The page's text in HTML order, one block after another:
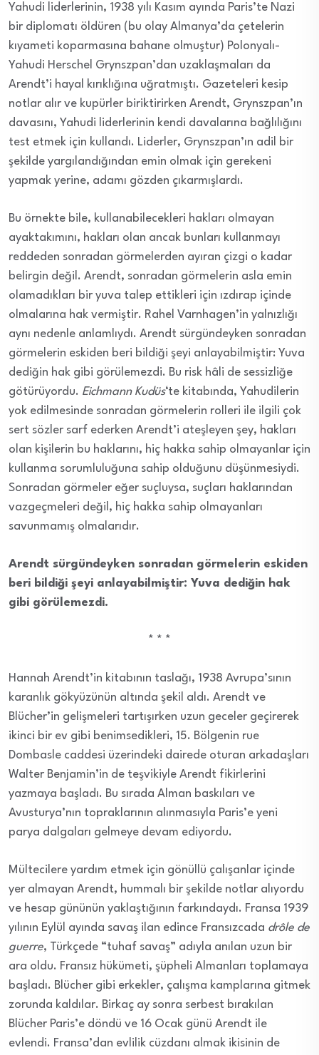
Yahudi liderlerinin, 1938 yılı Kasım ayında Paris’te Nazi
bir diplomatı öldüren (bu olay Almanya’da çetelerin
kıyameti koparmasına bahane olmuştur) Polonyalı-
Yahudi Herschel Grynszpan’dan uzaklaşmaları da
Arendt’i hayal kırıklığına uğratmıştı. Gazeteleri kesip
notlar alır ve kupürler biriktirirken Arendt, Grynszpan’ın
davasını, Yahudi liderlerinin kendi davalarına bağlılığını
test etmek için kullandı. Liderler, Grynszpan’ın adil bir
şekilde yargılandığından emin olmak için gerekeni
yapmak yerine, adamı gözden çıkarmışlardı.
Bu örnekte bile, kullanabilecekleri hakları olmayan
ayaktakımını, hakları olan ancak bunları kullanmayı
reddeden sonradan görmelerden ayıran çizgi o kadar
belirgin değil. Arendt, sonradan görmelerin asla emin
olamadıkları bir yuva talep ettikleri için ızdırap içinde
olmalarına hak vermiştir. Rahel Varnhagen’in yalnızlığı
aynı nedenle anlamlıydı. Arendt sürgündeyken sonradan
görmelerin eskiden beri bildiği şeyi anlayabilmiştir: Yuva
dediğin hak gibi görülemezdi. Bu risk hâli de sessizliğe
götürüyordu. Eichmann Kudüs‘te kitabında, Yahudilerin
yok edilmesinde sonradan görmelerin rolleri ile ilgili çok
sert sözler sarf ederken Arendt’i ateşleyen şey, hakları
olan kişilerin bu haklarını, hiç hakka sahip olmayanlar için
kullanma sorumluluğuna sahip olduğunu düşünmesiydi.
Sonradan görmeler eğer suçluysa, suçları haklarından
vazgeçmeleri değil, hiç hakka sahip olmayanları
savunmamış olmalarıdır.
Arendt sürgündeyken sonradan görmelerin eskiden
beri bildiği şeyi anlayabilmiştir: Yuva dediğin hak
gibi görülemezdi.
* * *
Hannah Arendt’in kitabının taslağı, 1938 Avrupa’sının
karanlık gökyüzünün altında şekil aldı. Arendt ve
Blücher’in gelişmeleri tartışırken uzun geceler geçirerek
ikinci bir ev gibi benimsedikleri, 15. Bölgenin rue
Dombasle caddesi üzerindeki dairede oturan arkadaşları
Walter Benjamin’in de teşvikiyle Arendt fikirlerini
yazmaya başladı. Bu sırada Alman baskıları ve
Avusturya’nın topraklarının alınmasıyla Paris’e yeni
parya dalgaları gelmeye devam ediyordu.
Mültecilere yardım etmek için gönüllü çalışanlar içinde
yer almayan Arendt, hummalı bir şekilde notlar alıyordu
ve hesap gününün yaklaştığının farkındaydı. Fransa 1939
yılının Eylül ayında savaş ilan edince Fransızcada drôle de
guerre, Türkçede “tuhaf savaş” adıyla anılan uzun bir
ara oldu. Fransız hükümeti, şüpheli Almanları toplamaya
başladı. Blücher gibi erkekler, çalışma kamplarına gitmek
zorunda kaldılar. Birkaç ay sonra serbest bırakılan
Blücher Paris’e döndü ve 16 Ocak günü Arendt ile
evlendi. Fransa’dan evlilik cüzdanı almak ikisinin de